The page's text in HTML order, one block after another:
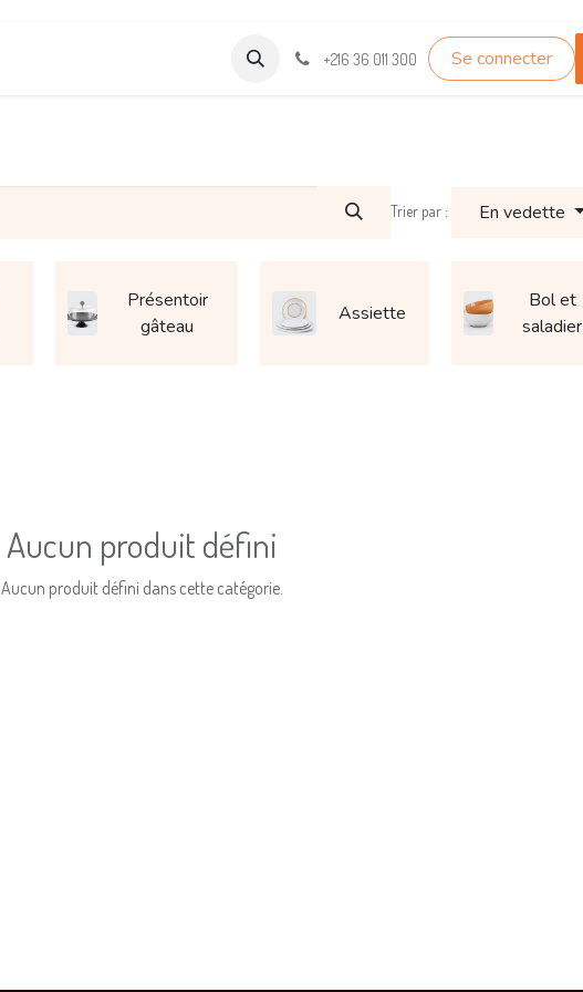
Wamia Marketpalce TEST_WHATSAPP
+216 36 011 300 Se connecter
Trier par : En vedette
Présentoir
gâteau
Assiette
Bol et
saladier
Aucun produit défini
Aucun produit défini dans cette catégorie.